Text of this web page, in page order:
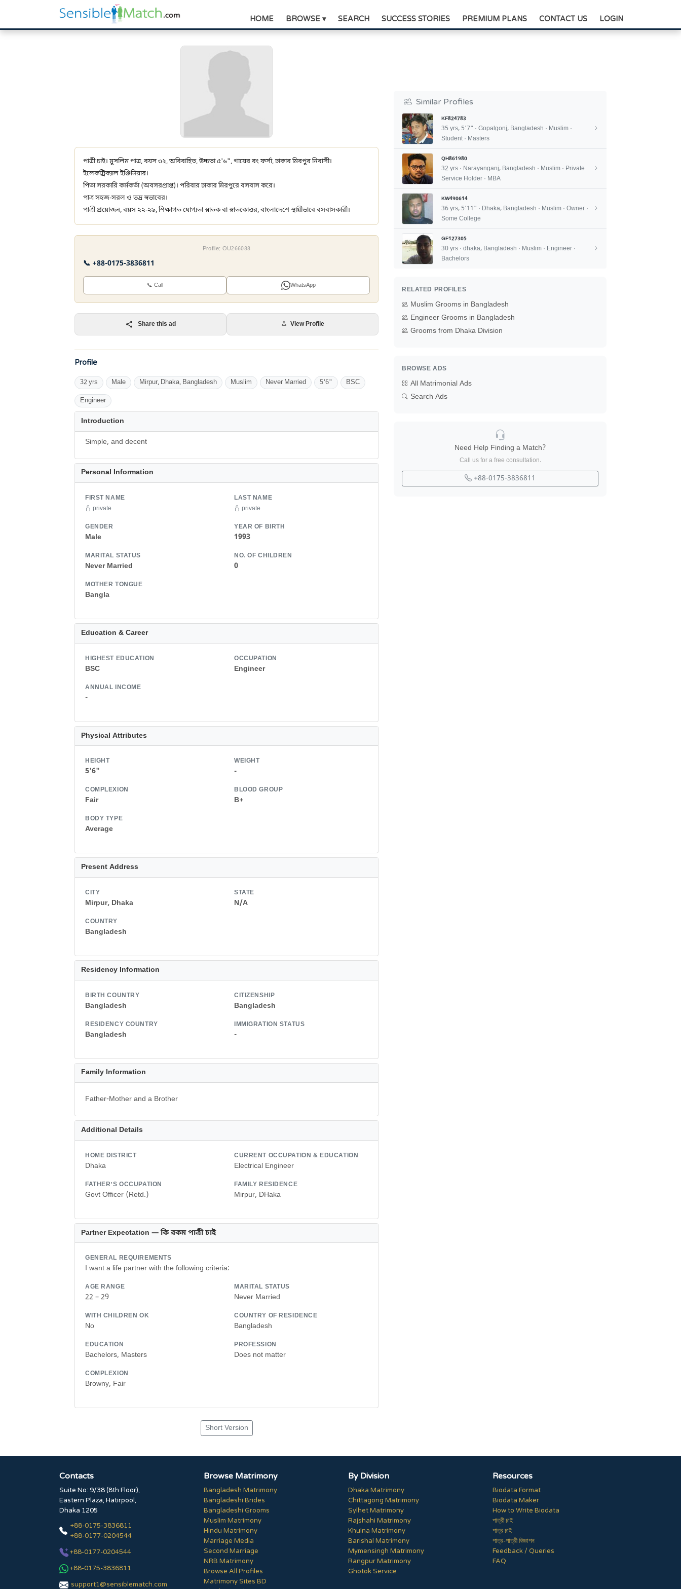
HOME BROWSE ▾ SEARCH SUCCESS STORIES PREMIUM PLANS CONTACT US LOGIN
পাত্রী চাই। মুসলিম পাত্র, বয়স ৩২, অবিবাহিত, উচ্চতা ৫'৬", গায়ের রং ফর্সা, ঢাকার মিরপুর নিবাসী।
ইলেকট্রিক্যাল ইঞ্জিনিয়ার।
পিতা সরকারি কর্মকর্তা (অবসরপ্রাপ্ত)। পরিবার ঢাকার মিরপুরে বসবাস করে।
পাত্র সহজ-সরল ও ভদ্র স্বভাবের।
পাত্রী প্রয়োজন, বয়স ২২-২৯, শিক্ষাগত যোগ্যতা স্নাতক বা স্নাতকোত্তর, বাংলাদেশে স্থায়ীভাবে বসবাসকারী।
Profile: OU266088
📞 +88-0175-3836811
📞 Call WhatsApp
Share this ad View Profile
Profile
32 yrs Male Mirpur, Dhaka, Bangladesh Muslim Never Married 5'6" BSC
Engineer
Introduction
Simple, and decent
Personal Information
FIRST NAME
private
LAST NAME
private
GENDER
Male
YEAR OF BIRTH
1993
MARITAL STATUS
Never Married
NO. OF CHILDREN
0
MOTHER TONGUE
Bangla
Education & Career
HIGHEST EDUCATION
BSC
OCCUPATION
Engineer
ANNUAL INCOME
-
Physical Attributes
HEIGHT
5'6"
WEIGHT
-
COMPLEXION
Fair
BLOOD GROUP
B+
BODY TYPE
Average
Present Address
CITY
Mirpur, Dhaka
STATE
N/A
COUNTRY
Bangladesh
Residency Information
BIRTH COUNTRY
Bangladesh
CITIZENSHIP
Bangladesh
RESIDENCY COUNTRY
Bangladesh
IMMIGRATION STATUS
-
Family Information
Father-Mother and a Brother
Additional Details
HOME DISTRICT
Dhaka
CURRENT OCCUPATION & EDUCATION
Electrical Engineer
FATHER'S OCCUPATION
Govt Officer (Retd.)
FAMILY RESIDENCE
Mirpur, DHaka
Partner Expectation — কি রকম পাত্রী চাই
GENERAL REQUIREMENTS
I want a life partner with the following criteria:
AGE RANGE
22 – 29
MARITAL STATUS
Never Married
WITH CHILDREN OK
No
COUNTRY OF RESIDENCE
Bangladesh
EDUCATION
Bachelors, Masters
PROFESSION
Does not matter
COMPLEXION
Browny, Fair
Short Version
Similar Profiles
KF824783
35 yrs, 5'7" · Gopalgonj, Bangladesh · Muslim ·
Student · Masters
QH861980
32 yrs · Narayanganj, Bangladesh · Muslim · Private
Service Holder · MBA
KW490614
36 yrs, 5'11" · Dhaka, Bangladesh · Muslim · Owner ·
Some College
GF127305
30 yrs · dhaka, Bangladesh · Muslim · Engineer ·
Bachelors
RELATED PROFILES
Muslim Grooms in Bangladesh
Engineer Grooms in Bangladesh
Grooms from Dhaka Division
BROWSE ADS
All Matrimonial Ads
Search Ads
Need Help Finding a Match?
Call us for a free consultation.
+88-0175-3836811
Contacts
Suite No: 9/38 (8th Floor),
Eastern Plaza, Hatirpool,
Dhaka 1205
+88-0175-3836811
+88-0177-0204544
+88-0177-0204544
+88-0175-3836811
support1@sensiblematch.com
Browse Matrimony
Bangladesh Matrimony
Bangladeshi Brides
Bangladeshi Grooms
Muslim Matrimony
Hindu Matrimony
Marriage Media
Second Marriage
NRB Matrimony
Browse All Profiles
Matrimony Sites BD
By Division
Dhaka Matrimony
Chittagong Matrimony
Sylhet Matrimony
Rajshahi Matrimony
Khulna Matrimony
Barishal Matrimony
Mymensingh Matrimony
Rangpur Matrimony
Ghotok Service
Resources
Biodata Format
Biodata Maker
How to Write Biodata
পাত্রী চাই
পাত্র চাই
পাত্র-পাত্রী বিজ্ঞাপন
Feedback / Queries
FAQ